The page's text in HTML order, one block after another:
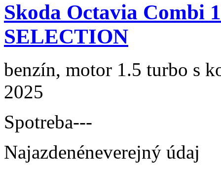
Skoda Octavia Combi
SELECTION
benzín, motor 1.5 turbo s
2025
Spotreba---
Najazdenéneverejný údaj